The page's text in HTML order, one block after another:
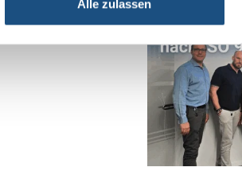
Alle zulassen